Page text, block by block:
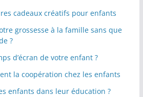
cadeaux créatifs pour enfants
grossesse à la famille sans que
?
d’écran de votre enfant ?
la coopération chez les enfants
enfants dans leur éducation ?